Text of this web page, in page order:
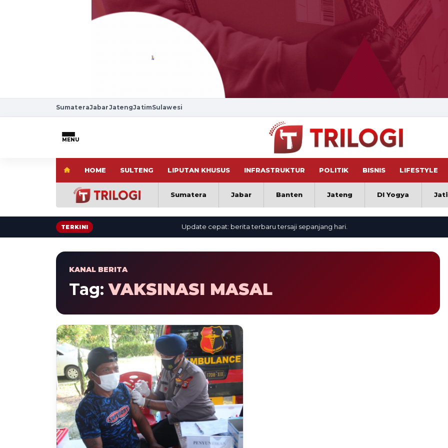
SumateraJabarJatengJatimSulawesi
MENU
HOME SULTENG LIPUTAN KHUSUS INFRASTRUKTUR POLITIK BISNIS LIFESTYLE
Sumatera Jabar Banten Jateng DI Yogya
TERKINI Update cepat: berita terbaru tersaji sepanjang hari.
KANAL BERITA
Tag:VAKSINASI MASAL